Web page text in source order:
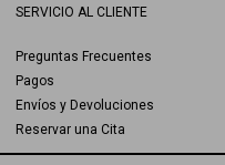
SERVICIO AL CLIENTE
Preguntas Frecuentes
Pagos
Envíos y Devoluciones
Reservar una Cita